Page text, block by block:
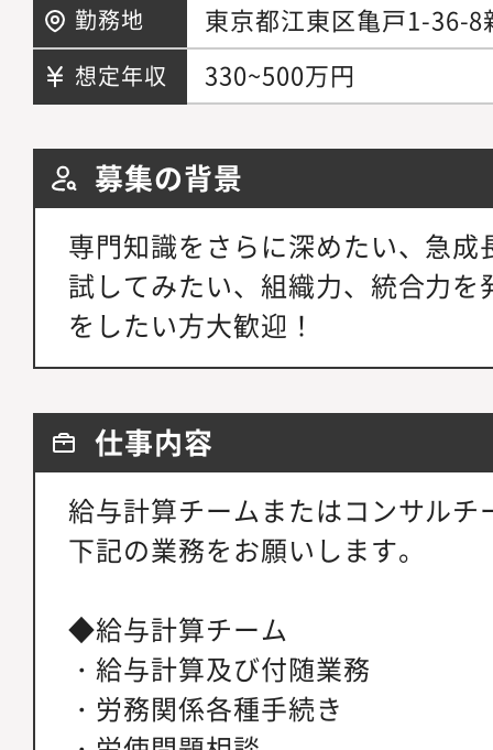
勤務地 東京都江東区亀戸1-36-8
想定年収 330~500万円
募集の背景
専門知識をさらに深めたい、急
試してみたい、組織力、統合力
をしたい方大歓迎！
仕事内容
給与計算チームまたはコンサル
下記の業務をお願いします。
◆給与計算チーム
・給与計算及び付随業務
・労務関係各種手続き